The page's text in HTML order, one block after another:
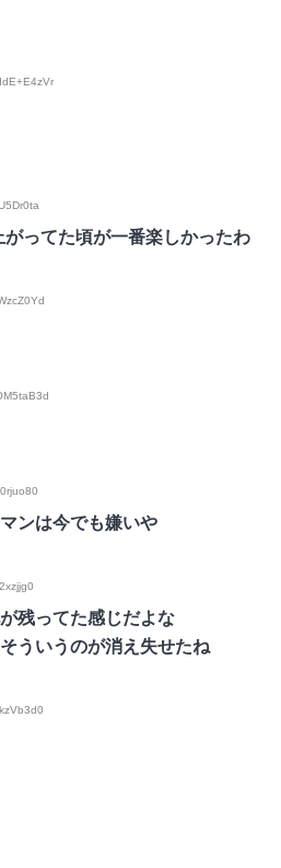
ってた頃が一番楽しかったわ
ンは今でも嫌いや
残ってた感じだよな
ういうのが消え失せたね